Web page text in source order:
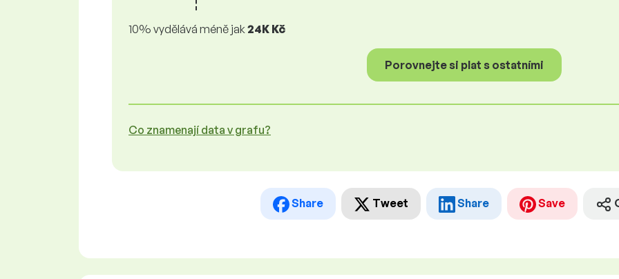
10% vydělává méně jak24K Kč
Porovnejte si plat s ostatními
Co znamenají data v grafu?
Share Tweet Share Save